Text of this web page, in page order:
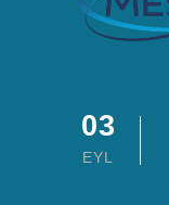
03
EYL